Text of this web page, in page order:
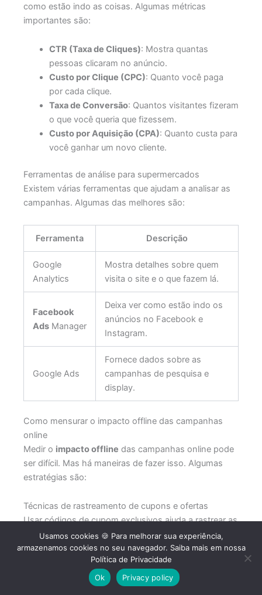
como estão indo as coisas. Algumas métricas
importantes são:
CTR (Taxa de Cliques): Mostra quantas
pessoas clicaram no anúncio.
Custo por Clique (CPC): Quanto você paga
por cada clique.
Taxa de Conversão: Quantos visitantes fizeram
o que você queria que fizessem.
Custo por Aquisição (CPA): Quanto custa para
você ganhar um novo cliente.
Ferramentas de análise para supermercados
Existem várias ferramentas que ajudam a analisar as
campanhas. Algumas das melhores são:
Ferramenta Descrição
Google
Analytics
Mostra detalhes sobre quem
visita o site e o que fazem lá.
Facebook
AdsManager
Deixa ver como estão indo os
anúncios no Facebook e
Instagram.
Google Ads
Fornece dados sobre as
campanhas de pesquisa e
display.
Como mensurar o impacto offline das campanhas
online
Medir o impacto offline das campanhas online pode
ser difícil. Mas há maneiras de fazer isso. Algumas
estratégias são:
Técnicas de rastreamento de cupons e ofertas
Usar códigos de cupom exclusivos ajuda a rastrear as
vendas offline.
Pesquisas com clientes na loja
Fazer pesquisas com clientes na loja pode mostrar
Usamos cookies 🍪 Para melhorar sua experiência,
armazenamos cookies no seu navegador. Saiba mais em nossa
Política de Privacidade
Ok
Privacy policy